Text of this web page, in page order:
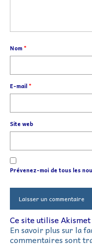
Nom*
E-mail*
Site web
Prévenez-moi de tous les
Ce site utilise
En savoir plus sur la
commentaires sont